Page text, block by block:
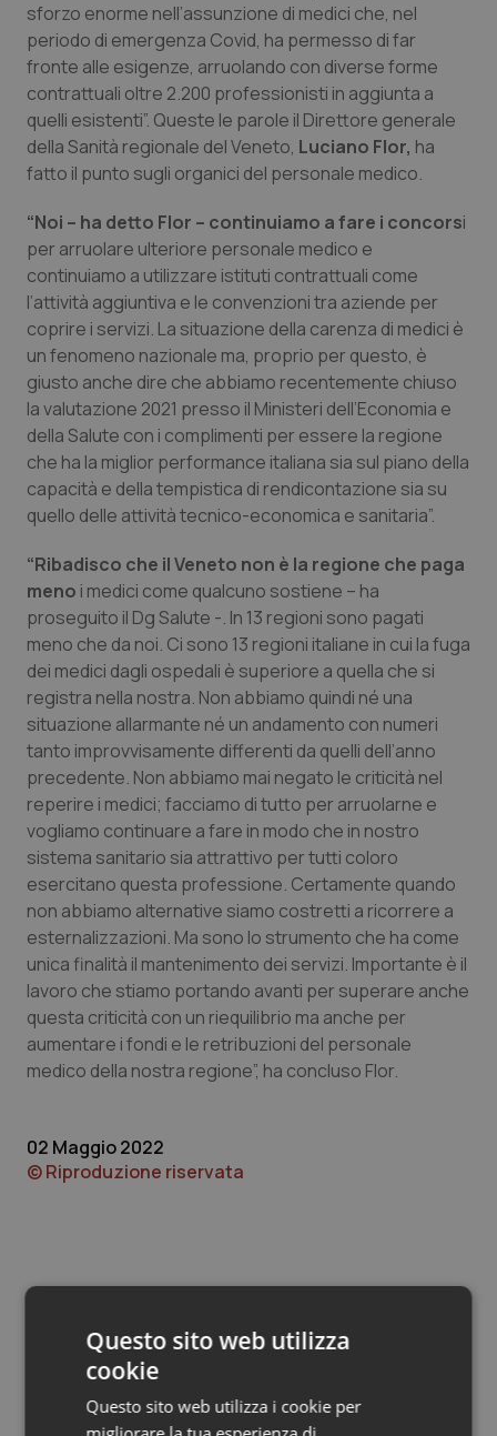
Campania
Emilia-Romagna
Friuli Venezia Giulia
Lazio
Liguria
Lombardia
Marche
Molise
Piemonte
Provincia Autonoma di Trento
Puglia
Sardegna
Sicilia
Toscana
Umbria
Valle D’Aosta
Veneto
Car-T
Colesterolo & coronaropatie
Dermatite Atopica
Diabete & glucometri
Disturbi dell’umore
Dolore
Donna & Salute
Epatiti
HIV
Ipertensione & Scompenso
Malattie rare
Malattia di Crohn & Rettocolite Ulcerosa
Neuroscienze & patologie neurodegenerative
Obesità
Oftalmologia
Oncodermatologia
Oncoematologia
Oncologia & Nutrizione
Quotidiano Cardiologia
Quotidiano Oncologia
Quotidiano Pediatria
Rene & patologie urogenitali
sforzo enorme nell’assunzione di medici che, nel
periodo di emergenza Covid, ha permesso di far
fronte alle esigenze, arruolando con diverse forme
contrattuali oltre 2.200 professionisti in aggiunta a
quelli esistenti”. Queste le parole il Direttore generale
della Sanità regionale del Veneto, Luciano Flor, ha
fatto il punto sugli organici del personale medico.
“Noi – ha detto Flor – continuiamo a fare i concorsi
per arruolare ulteriore personale medico e
continuiamo a utilizzare istituti contrattuali come
l’attività aggiuntiva e le convenzioni tra aziende per
coprire i servizi. La situazione della carenza di medici è
un fenomeno nazionale ma, proprio per questo, è
giusto anche dire che abbiamo recentemente chiuso
la valutazione 2021 presso il Ministeri dell’Economia e
della Salute con i complimenti per essere la regione
che ha la miglior performance italiana sia sul piano della
capacità e della tempistica di rendicontazione sia su
quello delle attività tecnico-economica e sanitaria”.
“Ribadisco che il Veneto non è la regione che paga
meno i medici come qualcuno sostiene – ha
proseguito il Dg Salute -. In 13 regioni sono pagati
meno che da noi. Ci sono 13 regioni italiane in cui la fuga
dei medici dagli ospedali è superiore a quella che si
registra nella nostra. Non abbiamo quindi né una
situazione allarmante né un andamento con numeri
tanto improvvisamente differenti da quelli dell’anno
precedente. Non abbiamo mai negato le criticità nel
reperire i medici; facciamo di tutto per arruolarne e
vogliamo continuare a fare in modo che in nostro
sistema sanitario sia attrattivo per tutti coloro
esercitano questa professione. Certamente quando
non abbiamo alternative siamo costretti a ricorrere a
esternalizzazioni. Ma sono lo strumento che ha come
unica finalità il mantenimento dei servizi. Importante è il
lavoro che stiamo portando avanti per superare anche
questa criticità con un riequilibrio ma anche per
aumentare i fondi e le retribuzioni del personale
medico della nostra regione”, ha concluso Flor.
02 Maggio 2022
© Riproduzione riservata
Potrebbe interessarti in
Questo sito web utilizza
cookie
Questo sito web utilizza i cookie per